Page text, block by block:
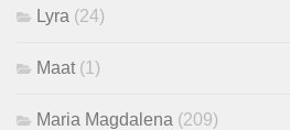
Lyra (24)
Maat (1)
Maria Magdalena (209)